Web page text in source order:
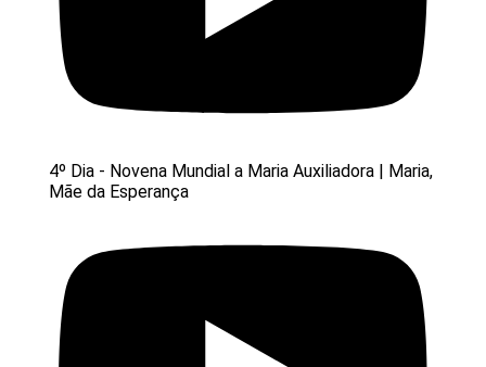
4º Dia - Novena Mundial a Maria Auxiliadora | Maria,
Mãe da Esperança